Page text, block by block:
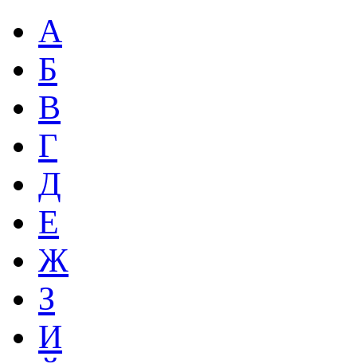
А
Б
В
Г
Д
Е
Ж
З
И